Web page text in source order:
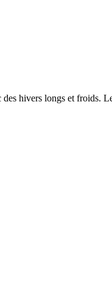
hivers longs et froids.